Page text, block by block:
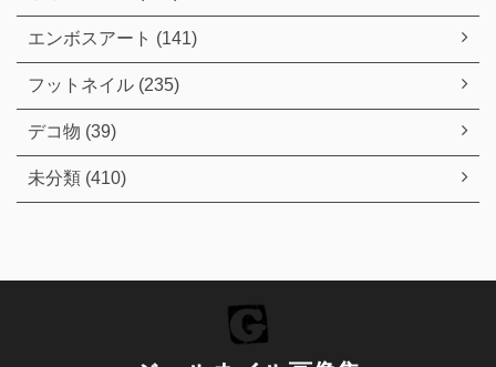
エンボスアート (141)
フットネイル (235)
デコ物 (39)
未分類 (410)